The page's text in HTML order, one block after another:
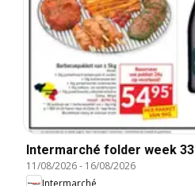
Intermarché folder week 33
11/08/2026- 16/08/2026
Intermarché